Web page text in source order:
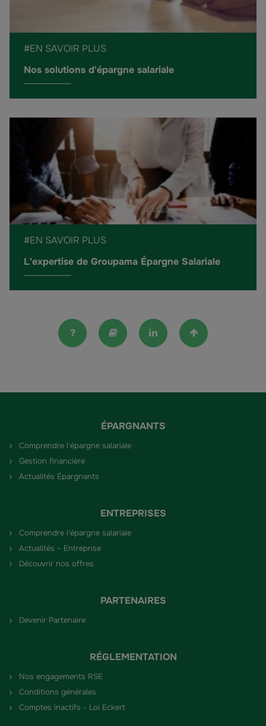
#EN SAVOIR PLUS
Nos solutions d'épargne salariale
#EN SAVOIR PLUS
L'expertise de Groupama Épargne Salariale
FAQ Lexique Linkedin Haut de la
ÉPARGNANTS
Comprendre l'épargne salariale
Gestion financière
Actualités Épargnants
ENTREPRISES
Comprendre l'épargne salariale
Actualités – Entreprise
Découvrir nos offres
PARTENAIRES
Devenir Partenaire
RÉGLEMENTATION
Nos engagements RSE
Conditions générales
Comptes inactifs - Loi Eckert